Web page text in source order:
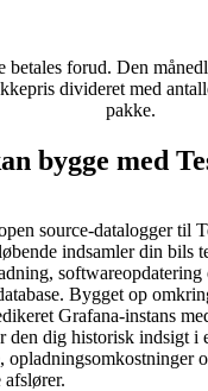
betales forud. Den
divideret med
pakke.
bygge med
source-datalogger til
indsamler din bils
Bygget op
Grafana-instans
den dig historisk indsigt i
opladningsomkostninger
afslører.